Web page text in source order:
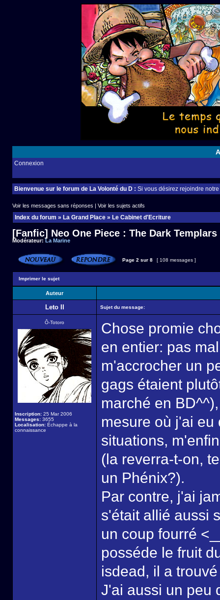
Connexion
Bienvenue sur le forum de La Volonté du D : Si vous désirez rejoindre
Voir les messages sans réponses | Voir les sujets actifs
Index du forum » La Grand Place » Le Cabinet d'Ecriture
[Fanfic] Neo One Piece : The Dark
Modérateur:La Marine
Page 2 sur 8 [ 108 messages ]
Imprimer le sujet
Auteur
Leto II Sujet du message:
Ô-Totoro
Inscription: 25 Mar 2006
Messages: 3655
Localisation: Échappe à la
connaissance
Chose promie
en entier: pas
m'accrocher un
gags étaient
marché en
mesure où j'ai
situations,
(la reverra-t-on,
un Phénix?).
Par contre, j'ai
s'était allié aussi
un coup fourré
posséde le fruit
isdead, il a
J'ai aussi un peu